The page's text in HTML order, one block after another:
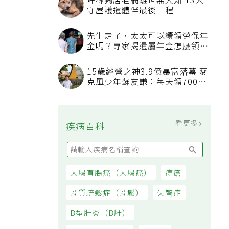
坪林獨居老翁離世無人知 13犬
守屋護遺體伴最後一程
先生走了，太太可以續領勞保年
15歲經營之神3.9億暴富落幕 麥
克風少年蘇友謙：每天領700元
疾病百科